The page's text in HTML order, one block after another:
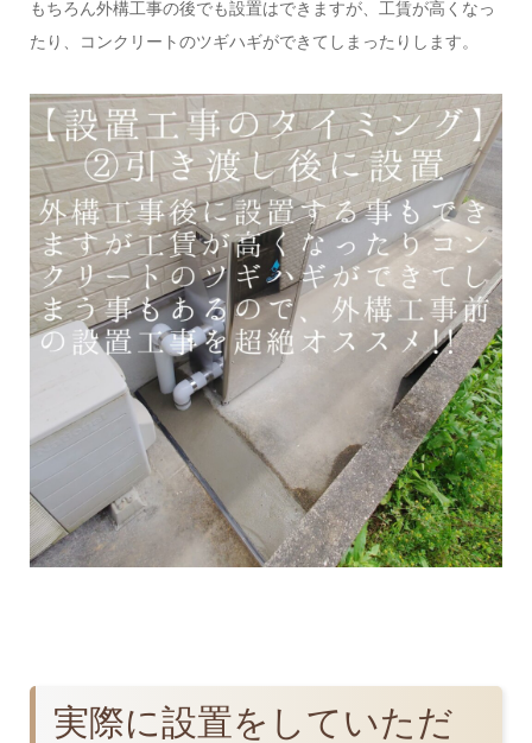
もちろん外構工事の後でも設置はできますが、工賃が高くなっ
たり、コンクリートのツギハギができてしまったりします。
実際に設置をしていただ